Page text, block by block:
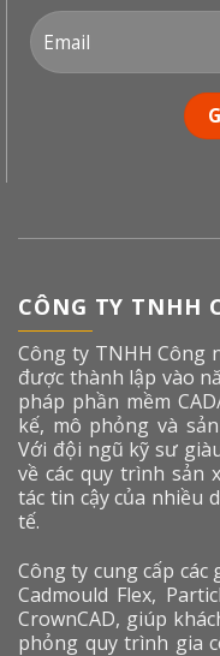
CÔNG TY TNHH
Công ty TNHH Công
được thành lập vào
pháp phần mềm
kế, mô phỏng và
Với đội ngũ kỹ sư
về các quy trình sản
tác tin cậy của nhiều
tế.
Công ty cung cấp
Cadmould Flex,
CrownCAD, giúp
phỏng quy trình gia